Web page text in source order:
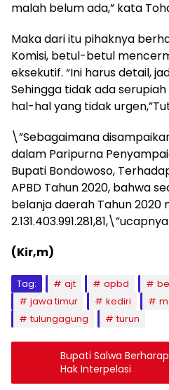
malah belum ada,” kata
Maka dari itu pihaknya
Komisi, betul-betul
eksekutif. “Ini harus detail,
Sehingga tidak ada
hal-hal yang tidak
\”Sebagaimana
dalam Paripurna
Bupati Bondowoso,
APBD Tahun 2020, bahwa
belanja daerah Tahun 2020
2.131.403.991.281,81,\”ucapnya.
(Kir,m)
Tag: ajt apbd
jawa timur
kediri
tulungagung
turun
Bupati Salwa
Hak Interpelasi